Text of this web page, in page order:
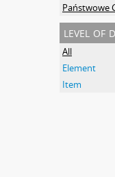
level of
All
Element
Item